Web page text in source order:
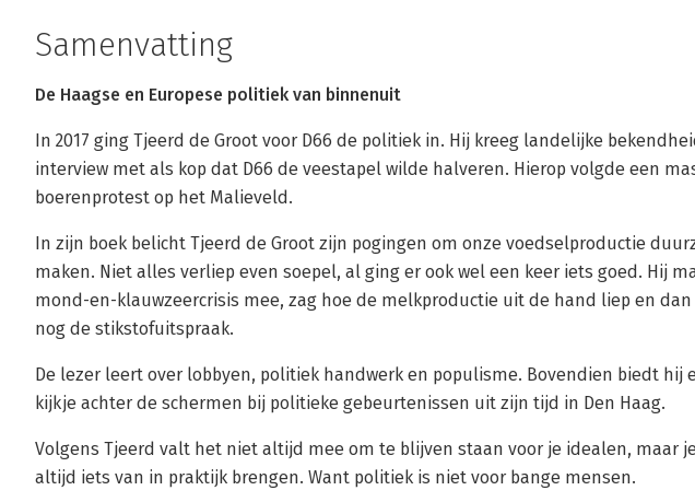
Samenvatting
De Haagse en Europese politiek van binnenuit
In 2017 ging Tjeerd de Groot voor D66 de politiek in. Hij kreeg landelijke
interview met als kop dat D66 de veestapel wilde halveren. Hierop volgde een
boerenprotest op het Malieveld.
In zijn boek belicht Tjeerd de Groot zijn pogingen om onze voedselproductie
maken. Niet alles verliep even soepel, al ging er ook wel een keer iets goed. Hij
mond-en-klauwzeercrisis mee, zag hoe de melkproductie uit de hand liep en dan
nog de stikstofuitspraak.
De lezer leert over lobbyen, politiek handwerk en populisme. Bovendien biedt hij
kijkje achter de schermen bij politieke gebeurtenissen uit zijn tijd in Den Haag.
Volgens Tjeerd valt het niet altijd mee om te blijven staan voor je idealen, maar
altijd iets van in praktijk brengen. Want politiek is niet voor bange mensen.